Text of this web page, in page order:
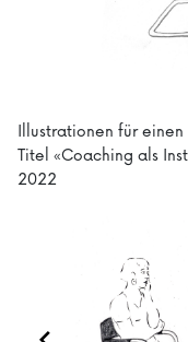
Illustrationen für
Titel «Coaching als
2022